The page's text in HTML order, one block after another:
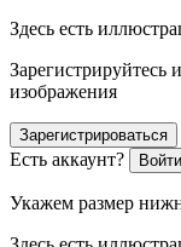
Здесь есть
Зарегистрируйтесь
изображения
Зарегистрироваться
Есть аккаунт? Войти
Укажем размер